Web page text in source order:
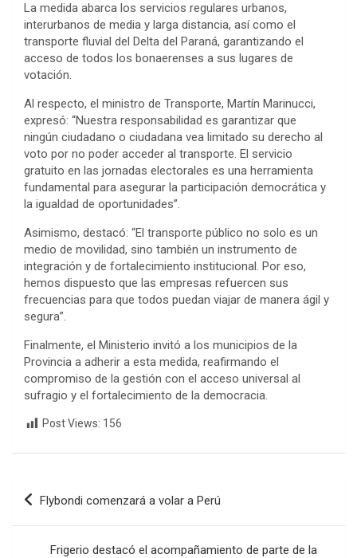
La medida abarca los servicios regulares urbanos,
interurbanos de media y larga distancia, así como el
transporte fluvial del Delta del Paraná, garantizando el
acceso de todos los bonaerenses a sus lugares de
votación.
Al respecto, el ministro de Transporte, Martín Marinucci,
expresó: “Nuestra responsabilidad es garantizar que
ningún ciudadano o ciudadana vea limitado su derecho al
voto por no poder acceder al transporte. El servicio
gratuito en las jornadas electorales es una herramienta
fundamental para asegurar la participación democrática y
la igualdad de oportunidades”.
Asimismo, destacó: “El transporte público no solo es un
medio de movilidad, sino también un instrumento de
integración y de fortalecimiento institucional. Por eso,
hemos dispuesto que las empresas refuercen sus
frecuencias para que todos puedan viajar de manera ágil y
segura”.
Finalmente, el Ministerio invitó a los municipios de la
Provincia a adherir a esta medida, reafirmando el
compromiso de la gestión con el acceso universal al
sufragio y el fortalecimiento de la democracia.
Post Views: 156
Navegación
de
Flybondi comenzará a volar a Perú
Frigerio destacó el acompañamiento de parte de la